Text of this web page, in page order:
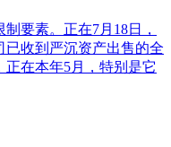
要素。正在7月18日，
已收到严沉资产出售的全
在本年5月，特别是它